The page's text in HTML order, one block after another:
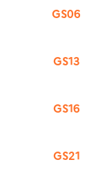
GS06
GS13
GS16
GS21